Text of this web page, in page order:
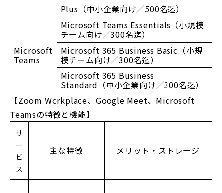
Plus（中小企業向け／500名迄）
Microsoft
Teams
Microsoft Teams Essentials（小規模
チーム向け／300名迄）
Microsoft 365 Business Basic（小規
模チーム向け／300名迄）
Microsoft 365 Business
Standard（中小企業向け／300名迄）
【Zoom Workplace、Google Meet、Microsoft
Teamsの特徴と機能】
サ
ー
ビ
ス
主な特徴 メリット・ストレージ